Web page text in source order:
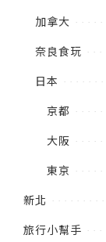
加拿大
奈良食玩
日本
京都
大阪
東京
新北
旅行小幫手